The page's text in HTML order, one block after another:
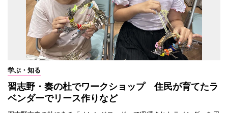
学ぶ・知る
習志野・奏の杜でワークショップ 住民が育てたラ
ベンダーでリース作りなど